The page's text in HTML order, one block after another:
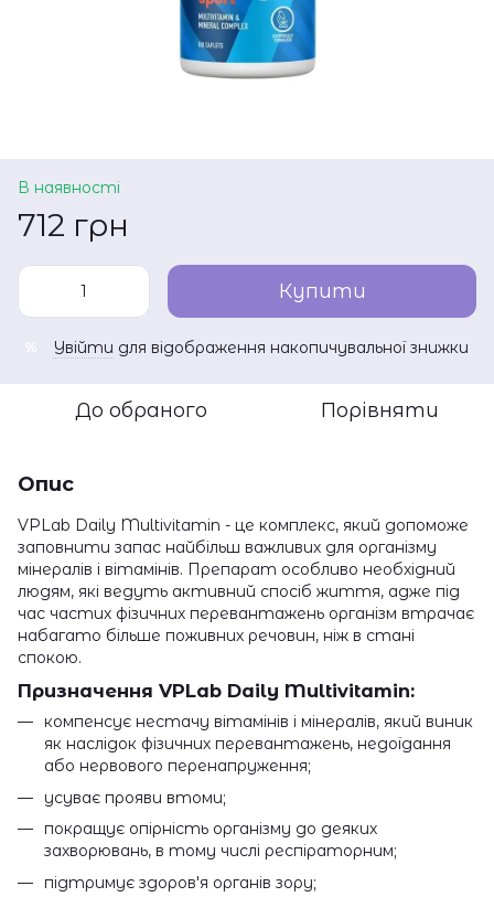
В наявності
712 грн
Купити
Увійти для відображення накопичувальної знижки
До обраного Порівняти
Опис
VPLab Daily Multivitamin - це комплекс, який допоможе
заповнити запас найбільш важливих для організму
мінералів і вітамінів. Препарат особливо необхідний
людям, які ведуть активний спосіб життя, адже під
час частих фізичних перевантажень організм втрачає
набагато більше поживних речовин, ніж в стані
спокою.
Призначення VPLab Daily Multivitamin:
компенсує нестачу вітамінів і мінералів, який виник
як наслідок фізичних перевантажень, недоїдання
або нервового перенапруження;
усуває прояви втоми;
покращує опірність організму до деяких
захворювань, в тому числі респіраторним;
підтримує здоров'я органів зору;